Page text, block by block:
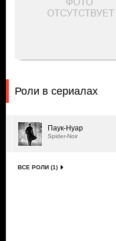
Роли в сериалах
Паук-Нуар
Spider-Noir
ВСЕ РОЛИ (1)